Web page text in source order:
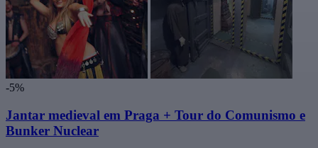
-5%
Jantar medieval em Praga + Tour do Comunismo e
Bunker Nuclear